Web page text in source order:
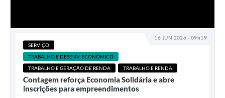
16 JUN 2026 - 09h19
SERVIÇO
TRABALHO E DESENV. ECONÔMICO
TRABALHO E GERAÇÃO DE RENDA
TRABALHO E RENDA
Contagem reforça Economia Solidária e abre
inscrições para empreendimentos